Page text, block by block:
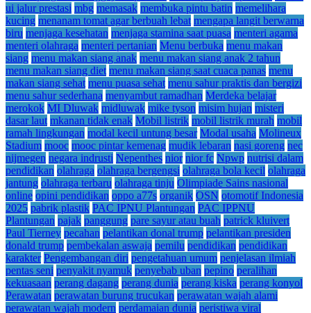
ui jalur prestasi mbg memasak membuka pintu batin memelihara
kucing menanam tomat agar berbuah lebat mengapa langit berwarna
biru menjaga kesehatan menjaga stamina saat puasa menteri agama
menteri olahraga menteri pertanian Menu berbuka menu makan
siang menu makan siang anak menu makan siang anak 2 tahun
menu makan siang diet menu makan siang saat cuaca panas menu
makan siang sehat menu puasa sehat menu sahur praktis dan bergizi
menu sahur sederhana menyambut ramadhan Merdeka belajar
merokok MI Dluwak midluwak mike tyson misim hujan misteri
dasar laut mkanan tidak enak Mobil listrik mobil listrik murah mobil
ramah lingkungan modal kecil untung besar Modal usaha Molineux
Stadium mooc mooc pintar kemenag mudik lebaran nasi goreng nec
nijmegen negara indrusti Nepenthes nior nior fc Npwp nutrisi dalam
pendidikan olahraga olahraga bergengsi olahraga bola kecil olahraga
jantung olahraga terbaru olahraga tinju Olimpiade Sains nasional
online opini pendidikan oppo a77s organik OSN otomotif Indonesia
2025 pabrik plastik PAC IPNU Plantungan PAC IPPNU
Plantungan pajak panggung pare sayur atau buah patrick kluivert
Paul Tierney pecahan pelantikan donal trump pelantikan presiden
donald trump pembekalan aswaja pemilu pendidikan pendidikan
karakter Pengembangan diri pengetahuan umum penjelasan ilmiah
pentas seni penyakit nyamuk penyebab uban pepino peralihan
kekuasaan perang dagang perang dunia perang kiska perang konyol
Perawatan perawatan burung trucukan perawatan wajah alami
perawatan wajah modern perdamaian dunia peristiwa viral